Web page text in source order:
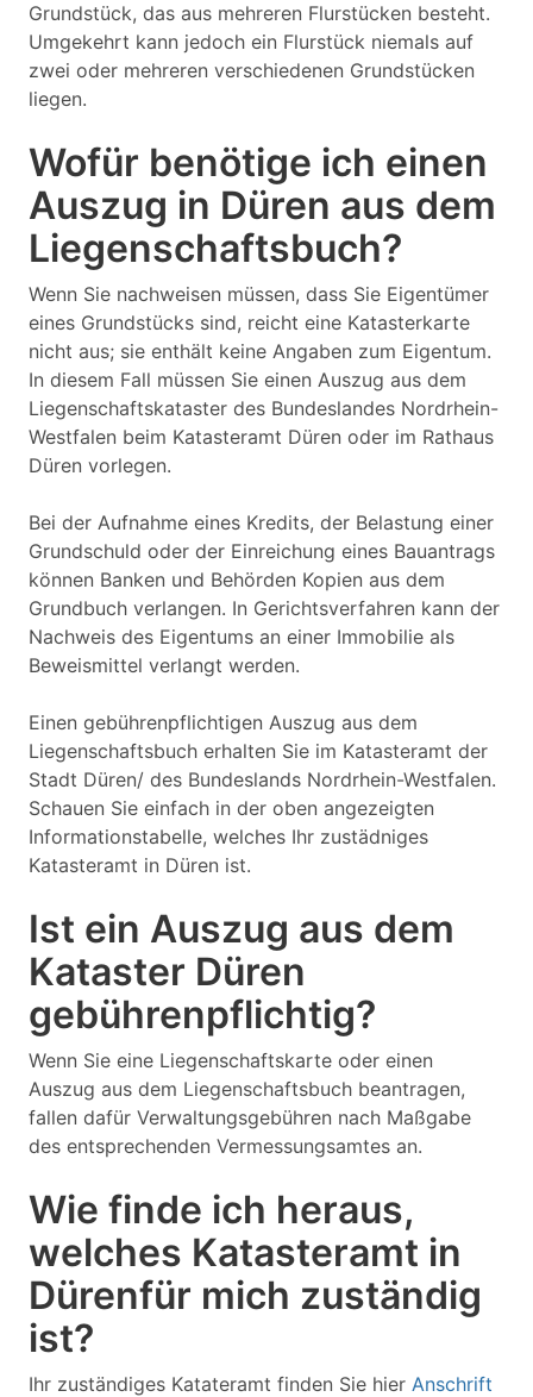
Grundstück, das aus mehreren Flurstücken besteht.
Umgekehrt kann jedoch ein Flurstück niemals auf
zwei oder mehreren verschiedenen Grundstücken
liegen.
Wofür benötige ich einen
Auszug in Düren aus dem
Liegenschaftsbuch?
Wenn Sie nachweisen müssen, dass Sie Eigentümer
eines Grundstücks sind, reicht eine Katasterkarte
nicht aus; sie enthält keine Angaben zum Eigentum.
In diesem Fall müssen Sie einen Auszug aus dem
Liegenschaftskataster des Bundeslandes Nordrhein-
Westfalen beim Katasteramt Düren oder im Rathaus
Düren vorlegen.
Bei der Aufnahme eines Kredits, der Belastung einer
Grundschuld oder der Einreichung eines Bauantrags
können Banken und Behörden Kopien aus dem
Grundbuch verlangen. In Gerichtsverfahren kann der
Nachweis des Eigentums an einer Immobilie als
Beweismittel verlangt werden.
Einen gebührenpflichtigen Auszug aus dem
Liegenschaftsbuch erhalten Sie im Katasteramt der
Stadt Düren/ des Bundeslands Nordrhein-Westfalen.
Schauen Sie einfach in der oben angezeigten
Informationstabelle, welches Ihr zustädniges
Katasteramt in Düren ist.
Ist ein Auszug aus dem
Kataster Düren
gebührenpflichtig?
Wenn Sie eine Liegenschaftskarte oder einen
Auszug aus dem Liegenschaftsbuch beantragen,
fallen dafür Verwaltungsgebühren nach Maßgabe
des entsprechenden Vermessungsamtes an.
Wie finde ich heraus,
welches Katasteramt in
Dürenfür mich zuständig
ist?
Ihr zuständiges Katateramt finden Sie hier Anschrift